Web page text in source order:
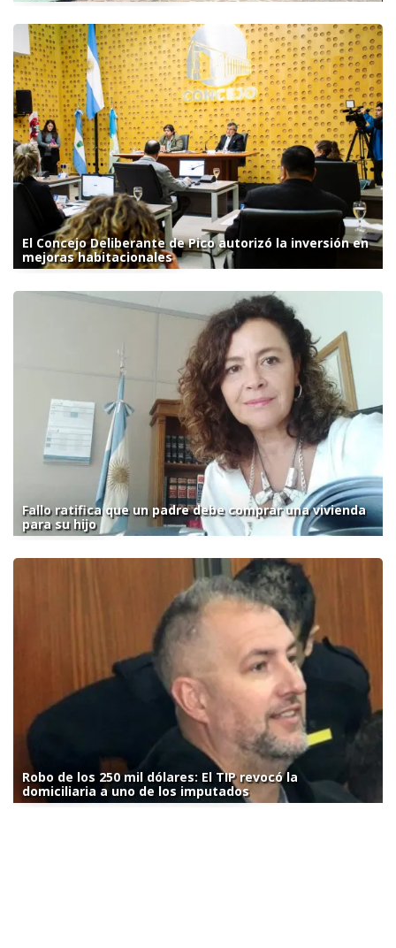
El Concejo Deliberante de Pico autorizó la inversión en
mejoras habitacionales
Fallo ratifica que un padre debe comprar una vivienda
para su hijo
Robo de los 250 mil dólares: El TIP revocó la
domiciliaria a uno de los imputados